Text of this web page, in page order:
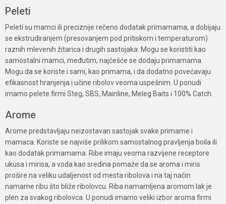
Peleti
Peleti su mamci ili preciznije rečeno dodatak primamama, a dobijaju
se ekstrudiranjem (presovanjem pod pritiskom i temperaturom)
raznih mlevenih žitarica i drugih sastojaka. Mogu se koristiti kao
samostalni mamci, međutim, najčešće se dodaju primamama.
Mogu da se koriste i sami, kao primama, i da dodatno povećavaju
efikasnost hranjenja i učine ribolov veoma uspešnim. U ponudi
imamo pelete firmi Steg, SBS, Mainline, Meleg Baits i 100% Catch.
Arome
Arome predstavljaju neizostavan sastojak svake primame i
mamaca. Koriste se najviše prilikom samostalnog pravljenja boila ili
kao dodatak primamama. Ribe imaju veoma razvijene receptore
ukusa i mirisa, a voda kao sredina pomaže da se aroma i miris
prošire na veliku udaljenost od mesta ribolova i na taj način
namame ribu što bliže ribolovcu. Riba namamljena aromom lak je
plen za svakog ribolovca. U ponudi imamo veliki izbor aroma firmi